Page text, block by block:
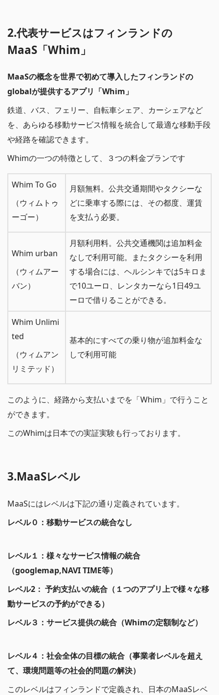
2.代表サービスはフィンランドの
MaaS「Whim」
MaaSの概念を世界で初めて導入したフィンランドの
globalが提供するアプリ「Whim」
鉄道、バス、フェリー、自転車シェア、カーシェアなど
を、あらゆる移動サービス情報を統合して最適な移動手段
や経路を確認できます。
Whimの一つの特徴として、３つの料金プランです
Whim To Go
（ウィムトゥ
ーゴー）
月額無料。公共交通期間やタクシーな
どに乗車する際には、その都度、運賃
を支払う必要。
Whim urban
（ウィムアー
バン）
月額利用料。公共交通機関は追加料金
なしで利用可能。またタクシーを利用
する場合には、ヘルシンキでは5キロま
で10ユーロ、レンタカーなら1日49ユ
ーロで借りることができる。
Whim Unlimi
ted
（ウィムアン
リミテッド）
基本的にすべての乗り物が追加料金な
しで利用可能
このように、経路から支払いまでを「Whim」で行うこと
ができます。
このWhimは日本での実証実験も行っております。
3.MaaSレベル
MaaSにはレベルは下記の通り定義されています。
レベル０：移動サービスの統合なし
レベル１：様々なサービス情報の統合
（googlemap,NAVI TIME等）
レベル2： 予約支払いの統合（１つのアプリ上で様々な移
動サービスの予約ができる）
レベル３：サービス提供の統合（Whimの定額制など）
レベル４：社会全体の目標の統合（事業者レベルを超え
て、環境問題等の社会的問題の解決）
このレベルはフィンランドで定義され、日本のMaaSレベ